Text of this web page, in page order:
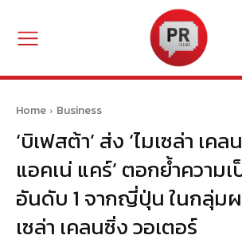
Home Business
‘บิเฟสต้า’ ส่ง ‘ไมเซล่า เค
แอคเน่ แคร์’ ตอกย้ำความ
อันดับ 1 จากญี่ปุ่น ในกลุ่ม
เซล่า เคลนซิ่ง วอเตอร์